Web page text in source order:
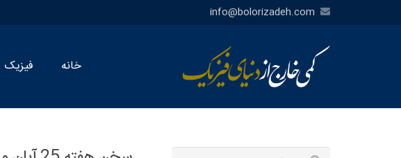
info@bolorizadeh.com
خانه فیزیک